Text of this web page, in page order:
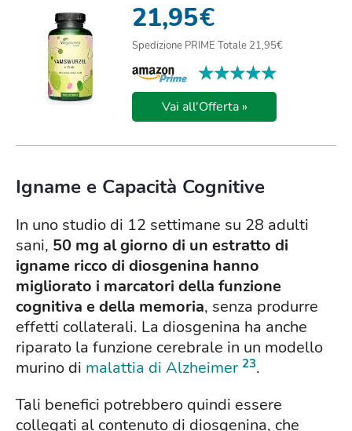
21,95€
Spedizione PRIME Totale 21,95€
★★★★★
★★★★★
Vai all'Offerta »
Igname e Capacità Cognitive
In uno studio di 12 settimane su 28 adulti
sani, 50 mg al giorno di un estratto di
igname ricco di diosgenina hanno
migliorato i marcatori della funzione
cognitiva e della memoria, senza produrre
effetti collaterali. La diosgenina ha anche
riparato la funzione cerebrale in un modello
murino di malattia di Alzheimer 23.
Tali benefici potrebbero quindi essere
collegati al contenuto di diosgenina, che